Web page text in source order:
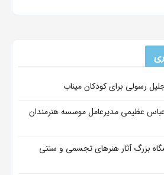
جلیل رسولی برای کودکان میناب
عظیمی مدیرعامل موسسه هنرمندان
بزرگ آثار هنرهای تجسمی و سنتی